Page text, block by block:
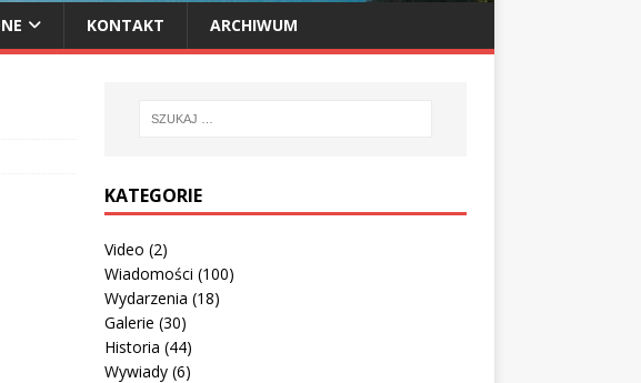
KONTAKT ARCHIWUM
KATEGORIE
Video (2)
Wiadomości (100)
Wydarzenia (18)
Galerie (30)
Historia (44)
Wywiady(6)